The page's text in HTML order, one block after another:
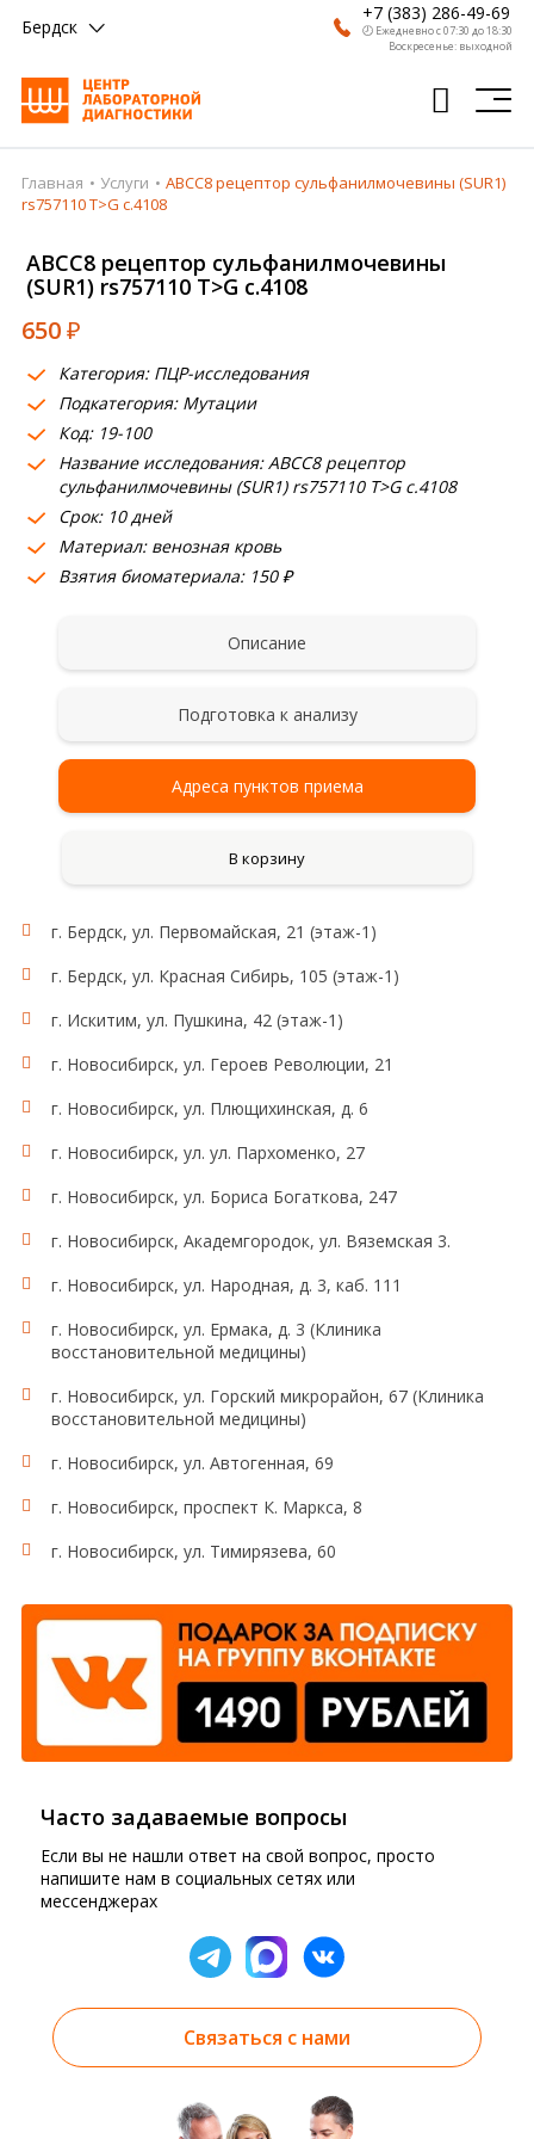
Бердск
+7 (383) 286-49-69
🕗 Ежедневно с 07:30 до 18:30
Воскресенье: выходной
Главная
Врачи
Получить результат
Пациентам
О компании
Где сдать
Партнерам
Главная Услуги
ABCC8 рецептор сульфанилмочевины (SUR1)
rs757110 T>G c.4108
ABCC8 рецептор сульфанилмочевины
(SUR1) rs757110 T>G c.4108
650₽
Категория: ПЦР-исследования
Подкатегория: Мутации
Код: 19-100
Название исследования: ABCC8 рецептор
сульфанилмочевины (SUR1) rs757110 T>G c.4108
Срок: 10 дней
Материал: венозная кровь
Взятия биоматериала: 150 ₽
Описание
Подготовка к анализу
Адреса пунктов приема
В корзину
Исследование:
Диабет 2-го типа
г. Бердск, ул. Первомайская, 21 (этаж-1)
г. Бердск, ул. Красная Сибирь, 105 (этаж-1)
г. Искитим, ул. Пушкина, 42 (этаж-1)
г. Новосибирск, ул. Героев Революции, 21
г. Новосибирск, ул. Плющихинская, д. 6
г. Новосибирск, ул. ул. Пархоменко, 27
г. Новосибирск, ул. Бориса Богаткова, 247
г. Новосибирск, Академгородок, ул. Вяземская 3.
г. Новосибирск, ул. Народная, д. 3, каб. 111
г. Новосибирск, ул. Ермака, д. 3 (Клиника
восстановительной медицины)
г. Новосибирск, ул. Горский микрорайон, 67 (Клиника
восстановительной медицины)
г. Новосибирск, ул. Автогенная, 69
г. Новосибирск, проспект К. Маркса, 8
г. Новосибирск, ул. Тимирязева, 60
Часто задаваемые вопросы
Если вы не нашли ответ на свой вопрос, просто
напишите нам в социальных сетях или
мессенджерах
Связаться с нами